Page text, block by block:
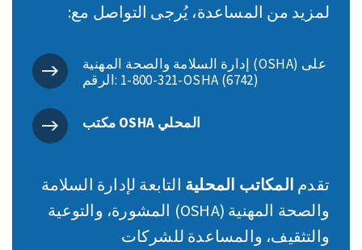
لمزيد من المساعدة، يُرجى التواصل مع:
إدارة السلامة والصحة المهنية (OSHA) على
الرقم: ‎1-800-321-OSHA (6742)‎
مكتب OSHA المحلي
تقدم المكاتب المحلية التابعة لإدارة السلامة
والصحة المهنية (OSHA) المشورة، والتوعية
والتثقيف، والمساعدة للشركات